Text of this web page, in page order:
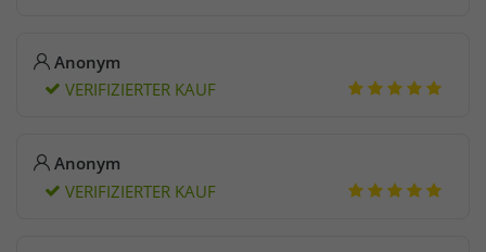
Anonym
VERIFIZIERTER KAUF
Anonym
VERIFIZIERTER KAUF